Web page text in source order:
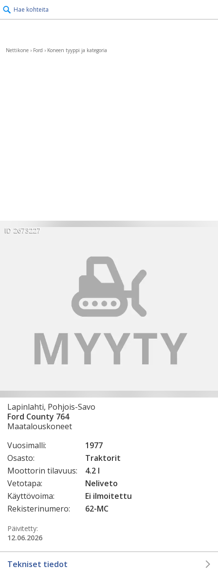
Hae kohteita
Nettikone › Ford › Koneen tyyppi ja kategoria
ID 2673227
Lapinlahti, Pohjois-Savo
Ford County 764
Maatalouskoneet
Vuosimalli:
1977
Osasto:
Traktorit
Moottorin tilavuus:
4.2 l
Vetotapa:
Neliveto
Käyttövoima:
Ei ilmoitettu
Rekisterinumero:
62-MC
Päivitetty:
12.06.2026
Tekniset tiedot